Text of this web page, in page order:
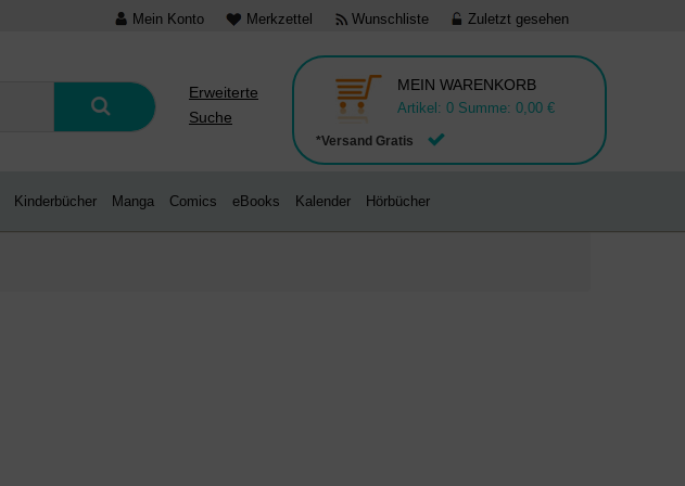
Mein Konto Merkzettel Wunschliste Zuletzt gesehen
Erweiterte
Suche
*Versand Gratis
MEIN WARENKORB
Artikel: 0 Summe: 0,00 €
Kinderbücher Manga Comics eBooks Kalender Hörbücher